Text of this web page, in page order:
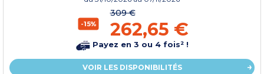
-15%
309 €
262,65 €
Payez en 3 ou 4 fois² !
VOIR LES DISPONIBILITÉS